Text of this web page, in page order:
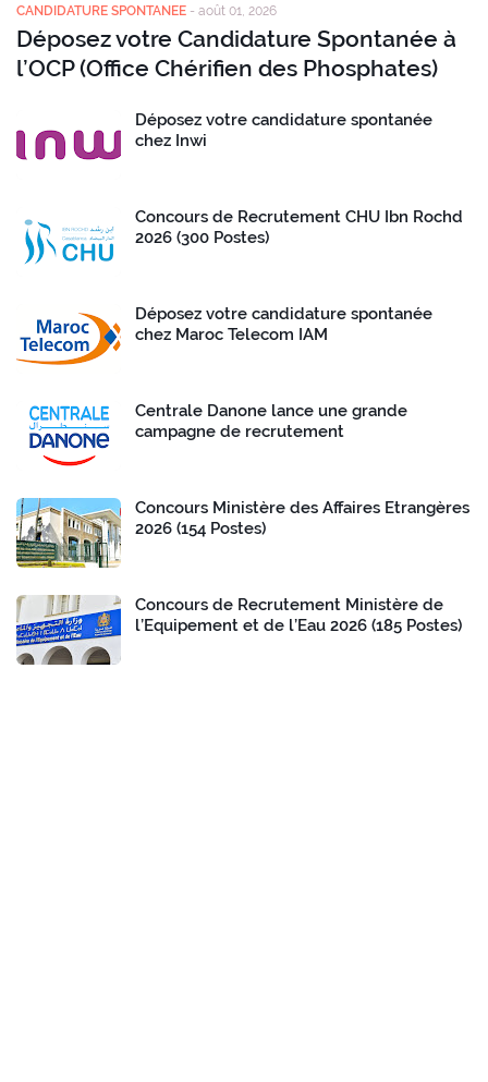
CANDIDATURE SPONTANEE - août 01, 2026
Déposez votre Candidature Spontanée à
l’OCP (Office Chérifien des Phosphates)
Déposez votre candidature spontanée
chez Inwi
Concours de Recrutement CHU Ibn Rochd
2026 (300 Postes)
Déposez votre candidature spontanée
chez Maroc Telecom IAM
Centrale Danone lance une grande
campagne de recrutement
Concours Ministère des Affaires Etrangères
2026 (154 Postes)
Concours de Recrutement Ministère de
l’Equipement et de l’Eau 2026 (185 Postes)